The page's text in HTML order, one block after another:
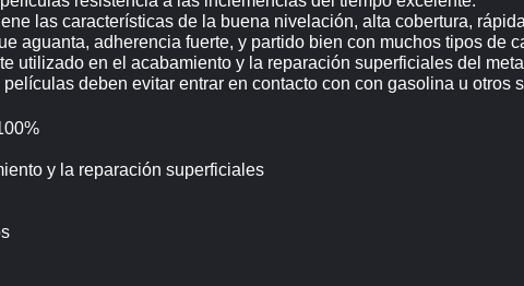
las características de la buena nivelación, alta cobertura,
aguanta, adherencia fuerte, y partido bien con muchos tipos de
utilizado en el acabamiento y la reparación superficiales del
deben evitar entrar en contacto con con gasolina u otros
y la reparación superficiales